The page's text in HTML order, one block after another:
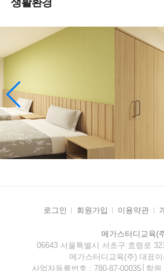
생활환경
로그인 회원가입 이용약관
메가스터디교육(
06643 서울특별시 서초구 효령로
메가스터디교육(주) 대표
사업자등록번호 : 780-87-00035│학